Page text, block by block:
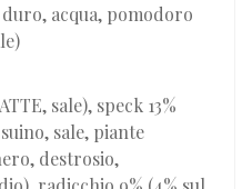
acqua, pomodoro
sale), speck 13%
sale, piante
destrosio,